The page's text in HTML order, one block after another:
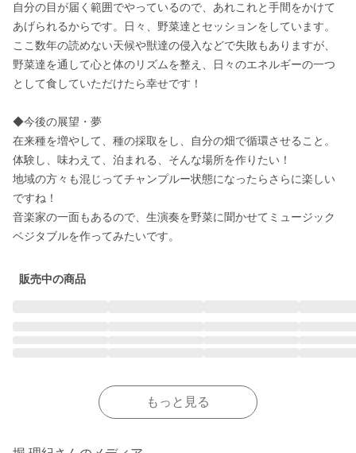
自分の目が届く範囲でやっているので、あれこれと手間をかけて
あげられるからです。日々、野菜達とセッションをしています。
ここ数年の読めない天候や獣達の侵入などで失敗もありますが、
野菜達を通して心と体のリズムを整え、日々のエネルギーの一つ
として食していただけたら幸せです！
◆今後の展望・夢
在来種を増やして、種の採取をし、自分の畑で循環させること。
体験し、味わえて、泊まれる、そんな場所を作りたい！
地域の方々も混じってチャンプルー状態になったらさらに楽しい
ですね！
音楽家の一面もあるので、生演奏を野菜に聞かせてミュージック
ベジタブルを作ってみたいです。
販売中の商品
もっと見る